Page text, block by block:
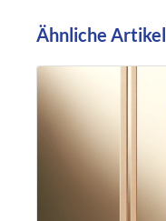
Ähnliche Artikel